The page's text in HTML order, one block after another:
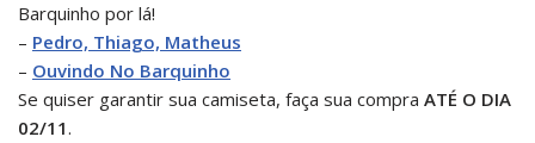
Barquinho por lá!
– Pedro, Thiago, Matheus
– Ouvindo No Barquinho
Se quiser garantir sua camiseta, faça sua compra ATÉ O DIA
02/11.